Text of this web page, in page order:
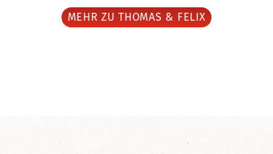
MEHR ZU THOMAS & FELIX